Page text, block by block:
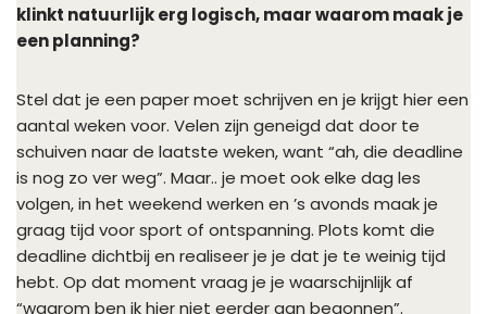
klinkt natuurlijk erg logisch, maar waarom maak je
een planning?
Stel dat je een paper moet schrijven en je krijgt hier een
aantal weken voor. Velen zijn geneigd dat door te
schuiven naar de laatste weken, want “ah, die deadline
is nog zo ver weg”. Maar.. je moet ook elke dag les
volgen, in het weekend werken en ’s avonds maak je
graag tijd voor sport of ontspanning. Plots komt die
deadline dichtbij en realiseer je je dat je te weinig tijd
hebt. Op dat moment vraag je je waarschijnlijk af
“waarom ben ik hier niet eerder aan begonnen”.